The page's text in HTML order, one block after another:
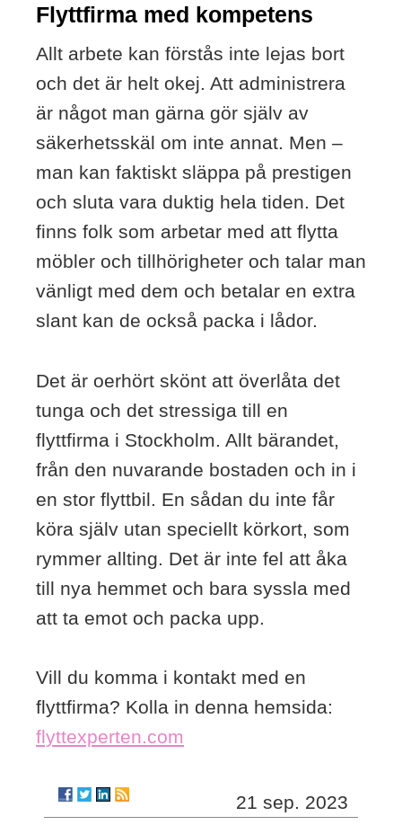
Flyttfirma med kompetens
Allt arbete kan förstås inte lejas bort
och det är helt okej. Att administrera
är något man gärna gör själv av
säkerhetsskäl om inte annat. Men –
man kan faktiskt släppa på prestigen
och sluta vara duktig hela tiden. Det
finns folk som arbetar med att flytta
möbler och tillhörigheter och talar man
vänligt med dem och betalar en extra
slant kan de också packa i lådor.
Det är oerhört skönt att överlåta det
tunga och det stressiga till en
flyttfirma i Stockholm. Allt bärandet,
från den nuvarande bostaden och in i
en stor flyttbil. En sådan du inte får
köra själv utan speciellt körkort, som
rymmer allting. Det är inte fel att åka
till nya hemmet och bara syssla med
att ta emot och packa upp.
Vill du komma i kontakt med en
flyttfirma? Kolla in denna hemsida:
flyttexperten.com
21 sep. 2023